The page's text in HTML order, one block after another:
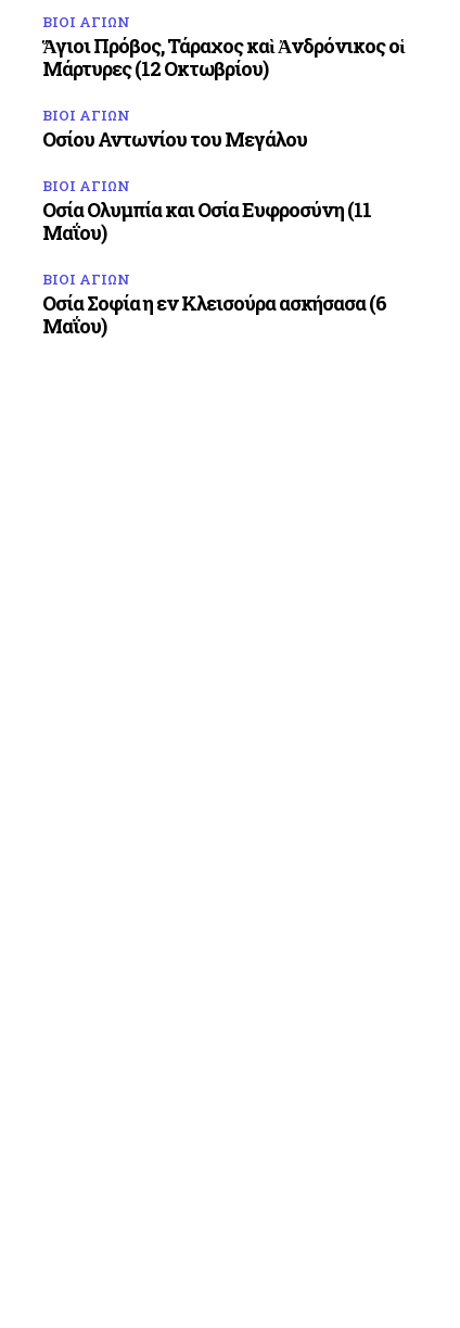
ΒΙΟΙ ΑΓΙΩΝ
Ἅγιοι Πρόβος, Τάραχος καὶ Ἀνδρόνικος οἱ
Μάρτυρες (12 Οκτωβρίου)
ΒΙΟΙ ΑΓΙΩΝ
Οσίου Αντωνίου του Μεγάλου
ΒΙΟΙ ΑΓΙΩΝ
Οσία Ολυμπία και Οσία Ευφροσύνη (11
Μαΐου)
ΒΙΟΙ ΑΓΙΩΝ
Οσία Σοφία η εν Κλεισούρα ασκήσασα (6
Μαΐου)